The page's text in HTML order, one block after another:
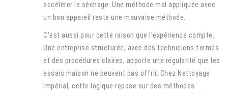
accélérer le séchage. Une méthode mal appliquée avec
un bon appareil reste une mauvaise méthode.
C’est aussi pour cette raison que l’expérience compte.
Une entreprise structurée, avec des techniciens formés
et des procédures claires, apporte une régularité que les
essais maison ne peuvent pas offrir. Chez Nettoyage
Impérial, cette logique repose sur des méthodes